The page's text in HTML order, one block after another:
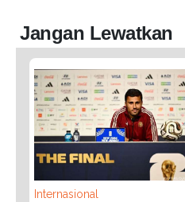
Jangan Lewatkan
Internasional